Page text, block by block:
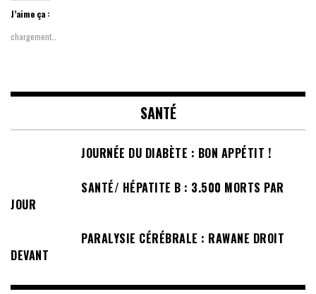
J’aime ça :
chargement…
SANTÉ
JOURNÉE DU DIABÈTE : BON APPÉTIT !
SANTÉ/ HÉPATITE B : 3.500 MORTS PAR
JOUR
PARALYSIE CÉRÉBRALE : RAWANE DROIT
DEVANT